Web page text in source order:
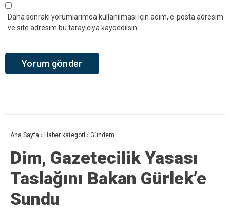
Daha sonraki yorumlarımda kullanılması için adım, e-posta adresim
ve site adresim bu tarayıcıya kaydedilsin.
Ana Sayfa › Haber kategori › Gündem
Dim, Gazetecilik Yasası
Taslağını Bakan Gürlek’e
Sundu